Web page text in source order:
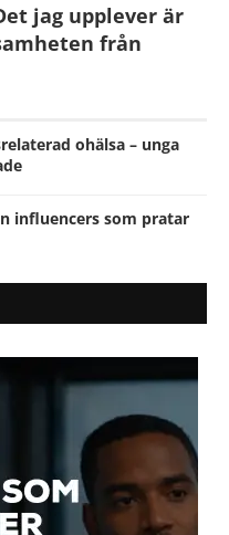
jag upplever är
från
ohälsa – unga
influencers som pratar